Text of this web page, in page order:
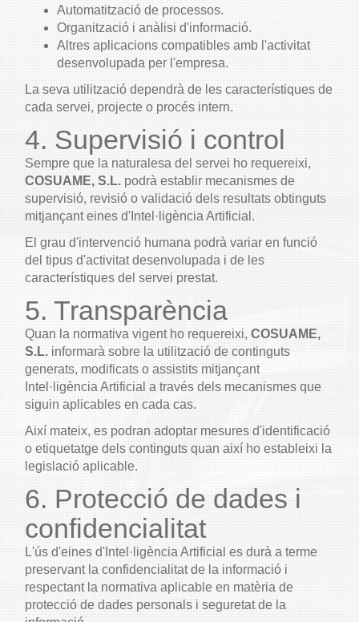
Automatització de processos.
Organització i anàlisi d'informació.
Altres aplicacions compatibles amb l'activitat
desenvolupada per l'empresa.
La seva utilització dependrà de les característiques de
cada servei, projecte o procés intern.
4. Supervisió i control
Sempre que la naturalesa del servei ho requereixi,
COSUAME, S.L. podrà establir mecanismes de
supervisió, revisió o validació dels resultats obtinguts
mitjançant eines d'Intel·ligència Artificial.
El grau d'intervenció humana podrà variar en funció
del tipus d'activitat desenvolupada i de les
característiques del servei prestat.
5. Transparència
Quan la normativa vigent ho requereixi, COSUAME,
S.L. informarà sobre la utilització de continguts
generats, modificats o assistits mitjançant
Intel·ligència Artificial a través dels mecanismes que
siguin aplicables en cada cas.
Així mateix, es podran adoptar mesures d'identificació
o etiquetatge dels continguts quan així ho estableixi la
legislació aplicable.
6. Protecció de dades i
confidencialitat
L'ús d'eines d'Intel·ligència Artificial es durà a terme
preservant la confidencialitat de la informació i
respectant la normativa aplicable en matèria de
protecció de dades personals i seguretat de la